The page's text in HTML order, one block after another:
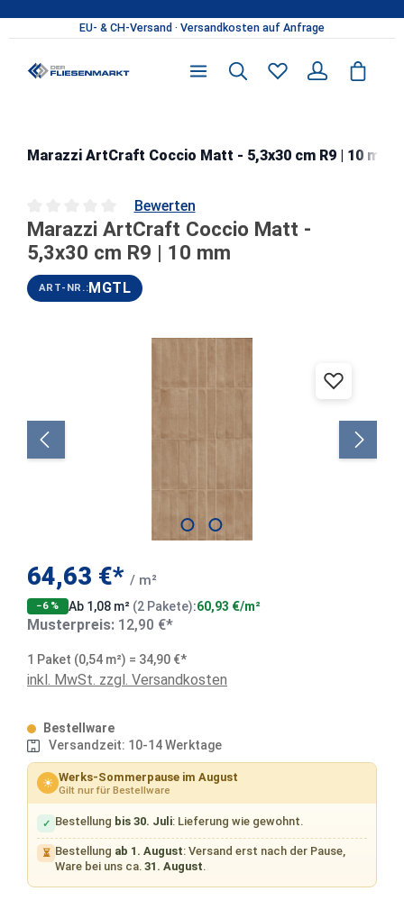
Zum Hauptinhalt springen
Marazzi ArtCraft Coccio Matt - 5,3x30 cm R9 | 10 mm
Durchschnittliche Bewertung von 0 von 5 Sternen
Bewerten
Marazzi ArtCraft Coccio Matt -
5,3x30 cm R9 | 10 mm
ART-NR.: MGTL
Bildergalerie überspringen
64,63 €* / m²
−6 % Ab 1,08 m² (2 Pakete):60,93 €/m²
Musterpreis: 12,90 €*
1 Paket (0,54 m²) = 34,90 €*
inkl. MwSt. zzgl. Versandkosten
Bestellware
Versandzeit: 10-14 Werktage
☀ Werks-Sommerpause im August
Gilt nur für Bestellware
✓ Bestellung bis 30. Juli: Lieferung wie gewohnt.
⏳ Bestellung ab 1. August: Versand erst nach der Pause,
Ware bei uns ca.31. August.